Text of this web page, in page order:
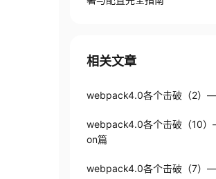
相关文章
webpack4.0各个击破（2）
webpack4.0各个击破（10
on篇
webpack4.0各个击破（7）